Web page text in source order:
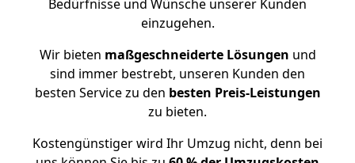
Bedürfnisse und Wünsche unserer Kunden
einzugehen.
Wir bieten maßgeschneiderte Lösungen und
sind immer bestrebt, unseren Kunden den
besten Service zu den besten Preis-Leistungen
zu bieten.
Kostengünstiger wird Ihr Umzug nicht, denn bei